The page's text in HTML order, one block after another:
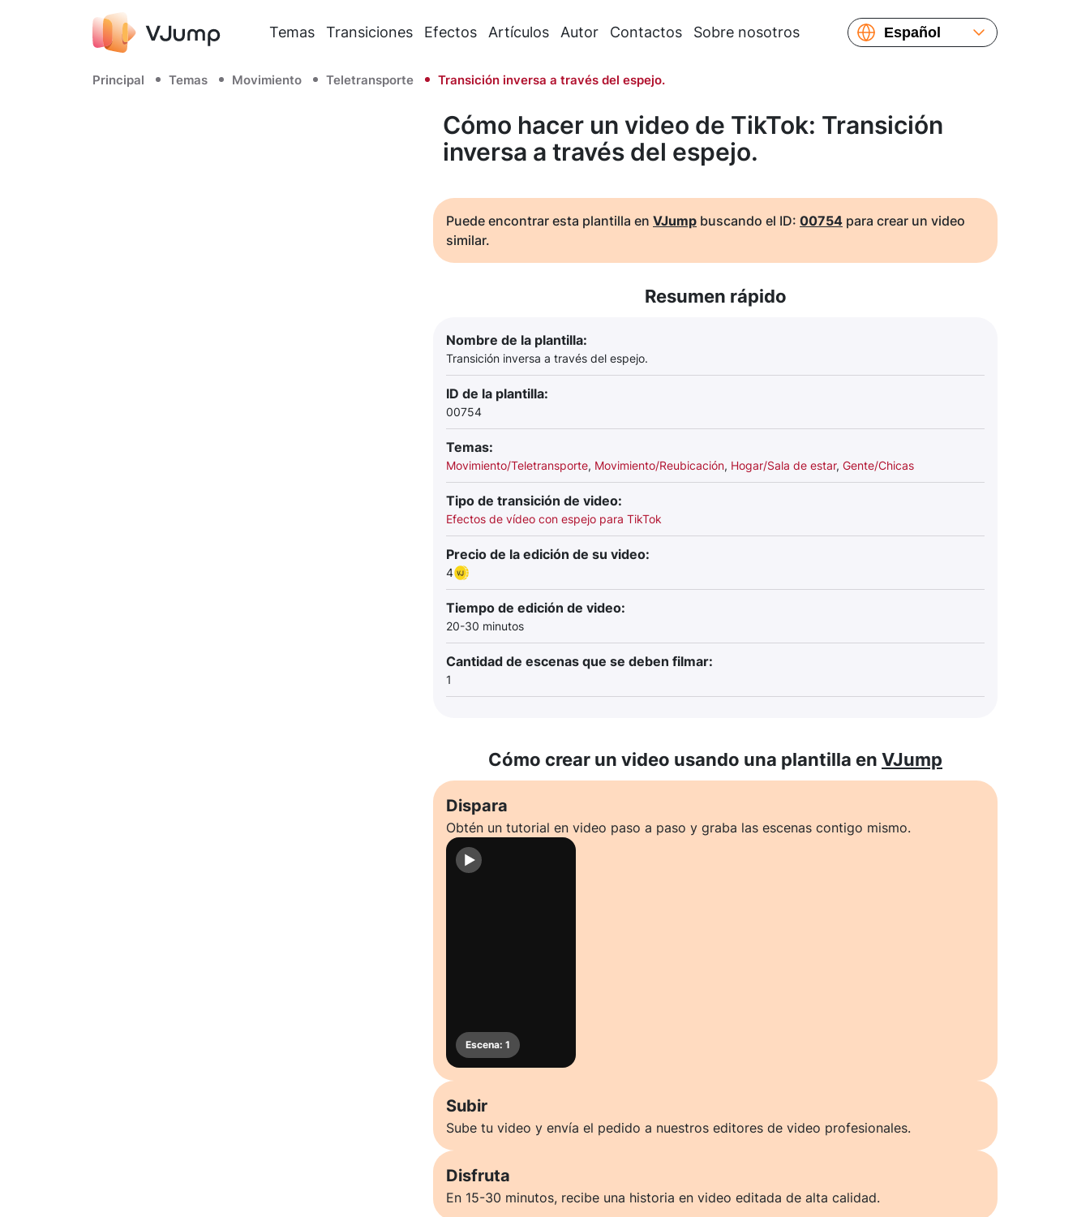
Temas Transiciones Efectos Artículos Autor Contactos Sobre nosotros
Español
Français
Principal Temas Movimiento Teletransporte Transición inversa a través del espejo.
Cómo hacer un video de TikTok: Transición
inversa a través del espejo.
Puede encontrar esta plantilla en VJump buscando el ID: 00754 para crear un video
similar.
Resumen rápido
Nombre de la plantilla:
Transición inversa a través del espejo.
ID de la plantilla:
00754
Temas:
Movimiento/Teletransporte, Movimiento/Reubicación, Hogar/Sala de estar, Gente/Chicas
Tipo de transición de video:
Efectos de vídeo con espejo para TikTok
Precio de la edición de su video:
4
Tiempo de edición de video:
20-30 minutos
Cantidad de escenas que se deben filmar:
1
Cómo crear un video usando una plantilla en VJump
Dispara
Obtén un tutorial en video paso a paso y graba las escenas contigo mismo.
Subir
Sube tu video y envía el pedido a nuestros editores de video profesionales.
Disfruta
En 15-30 minutos, recibe una historia en video editada de alta calidad.